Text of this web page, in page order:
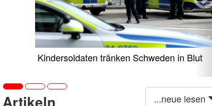
Kindersoldaten tränken Schweden in Blut
...neue lesen